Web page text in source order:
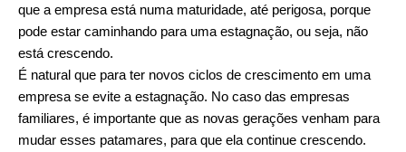
que a empresa está numa maturidade, até perigosa, porque
pode estar caminhando para uma estagnação, ou seja, não
está crescendo.
É natural que para ter novos ciclos de crescimento em uma
empresa se evite a estagnação. No caso das empresas
familiares, é importante que as novas gerações venham para
mudar esses patamares, para que ela continue crescendo.